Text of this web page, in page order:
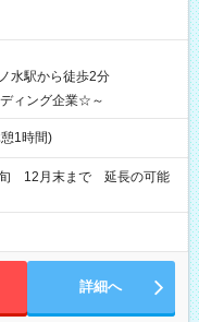
水駅から徒歩2分
ィング企業☆～
1時間)
旬 12月末まで 延長の可能
詳細へ